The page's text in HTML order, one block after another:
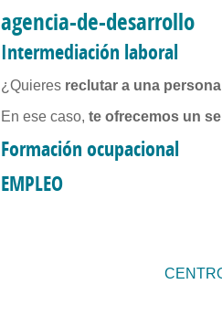
agencia-de-desarrollo
Intermediación laboral
¿Quieres reclutar a una
En ese caso,te ofrecemos un
Formación ocupacional
EMPLEO